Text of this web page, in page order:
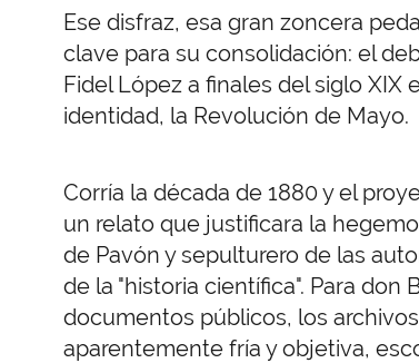
Ese disfraz, esa gran zoncera
clave para su consolidación: el
Fidel López a finales del siglo
identidad, la Revolución de Mayo.
Corría la década de 1880 y el
un relato que justificara la
de Pavón y sepulturero de las
de la "historia científica". Para
documentos públicos, los
aparentemente fría y objetiva,